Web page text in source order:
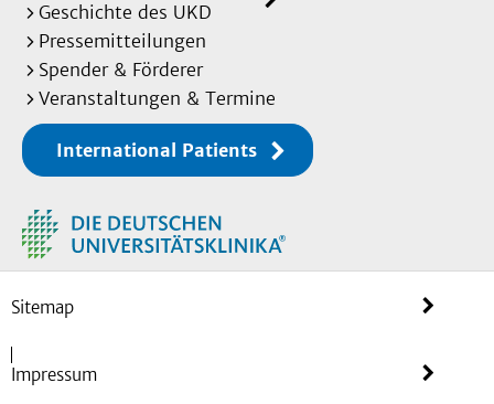
Geschichte des UKD
Pressemitteilungen
Spender & Förderer
Veranstaltungen & Termine
International Patients
Sitemap
Impressum